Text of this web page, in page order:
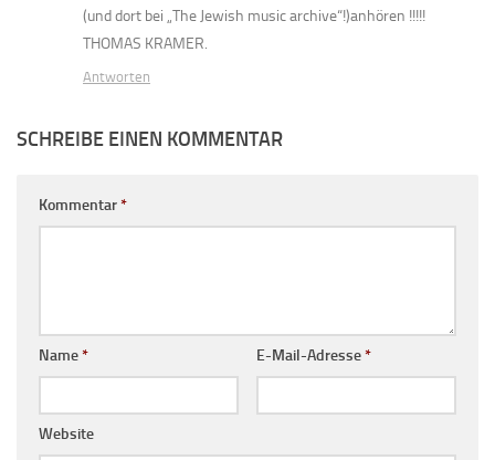
(und dort bei „The Jewish music archive“!)anhören !!!!!
THOMAS KRAMER.
Antworten
SCHREIBE EINEN KOMMENTAR
Kommentar*
Name* E-Mail-Adresse*
Website